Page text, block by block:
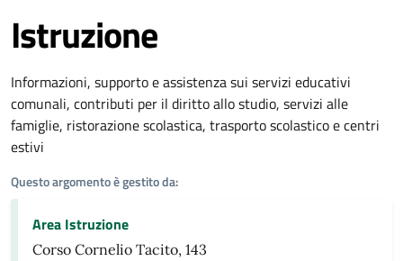
Istruzione
Dettagli dell'argomento
Informazioni, supporto e assistenza sui servizi educativi
comunali, contributi per il diritto allo studio, servizi alle
famiglie, ristorazione scolastica, trasporto scolastico e centri
estivi
Questo argomento è gestito da:
Area Istruzione
Corso Cornelio Tacito, 143